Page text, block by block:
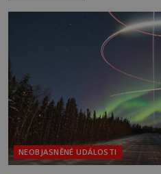
přírodní živel, neznámý
tehdejší režim nechtěl odhalit?
ids="171131,171132,1711
NEOBJASNĚNÉ UDÁLOSTI